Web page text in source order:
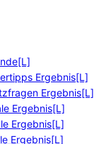
Ergebnis[L]
Ergebnis[L]
Ergebnis[L]
Ergebnis[L]
Ergebnis[L]